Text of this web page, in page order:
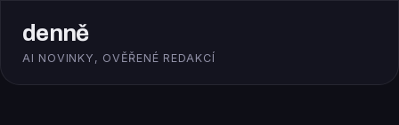
denně
AI NOVINKY, OVĚŘENÉ REDAKCÍ